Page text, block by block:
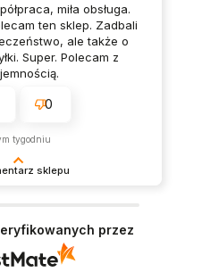
sklepu
torze :) Z
sklepu.
miła obsługa.
ten sklep. Zadbali
ale także o
Super. Polecam z
0
tygodniu
przez